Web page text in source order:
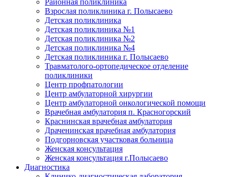
Взрослая поликлиника г. Полысаево
Детская поликлиника
Детская поликлиника №1
Детская поликлиника №2
Детская поликлиника №4
Детская поликлиника г. Полысаево
Травматолого-ортопедическое отделение
поликлиники
Центр профпатологии
Центр амбулаторной хирургии
Центр амбулаторной онкологической помощи
Врачебная амбулатория п. Красногорский
Краснинская врачебная амбулатория
Драченинская врачебная амбулатория
Подгорновская участковая больница
Женская консультация
Женская консультация г.Полысаево
Диагностика